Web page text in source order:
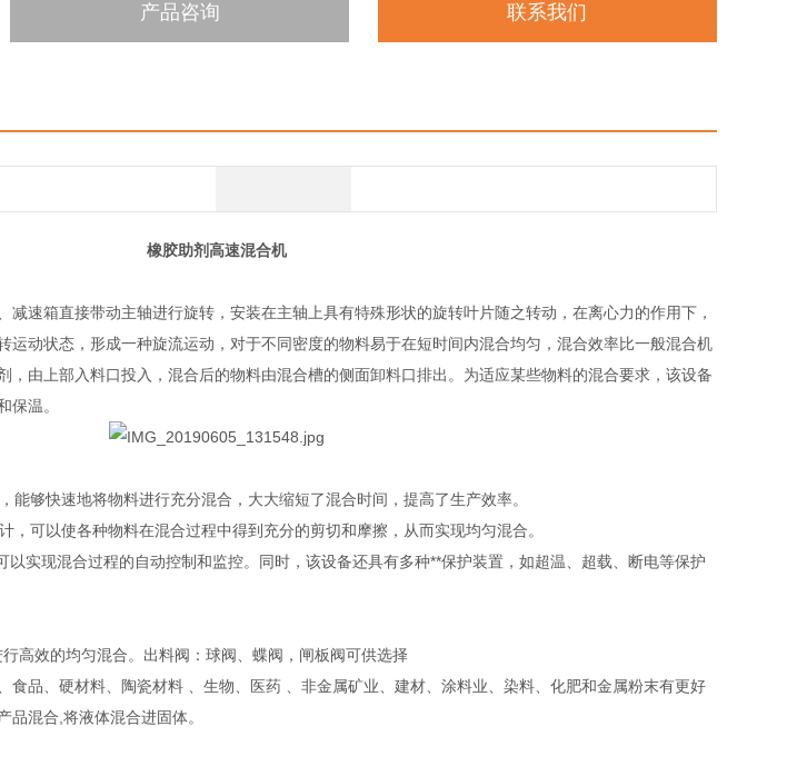
产品咨询 联系我们
橡胶助剂高速混合机
减速箱直接带动主轴进行旋转，安装在主轴上具有特殊形状的旋转叶片随之转动，在离心力的作用下，
运动状态，形成一种旋流运动，对于不同密度的物料易于在短时间内混合均匀，混合效率比一般混合机
，由上部入料口投入，混合后的物料由混合槽的侧面卸料口排出。为适应某些物料的混合要求，该设备
保温。
能够快速地将物料进行充分混合，大大缩短了混合时间，提高了生产效率。
，可以使各种物料在混合过程中得到充分的剪切和摩擦，从而实现均匀混合。
实现混合过程的自动控制和监控。同时，该设备还具有多种**保护装置，如超温、超载、断电等保护
高效的均匀混合。出料阀：球阀、蝶阀，闸板阀可供选择
食品、硬材料、陶瓷材料 、生物、医药 、非金属矿业、建材、涂料业、染料、化肥和金属粉末有更好
品混合,将液体混合进固体。